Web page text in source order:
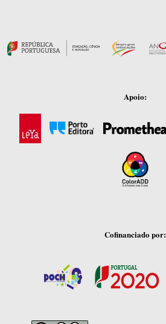
Apoio:
Cofinanciado por: